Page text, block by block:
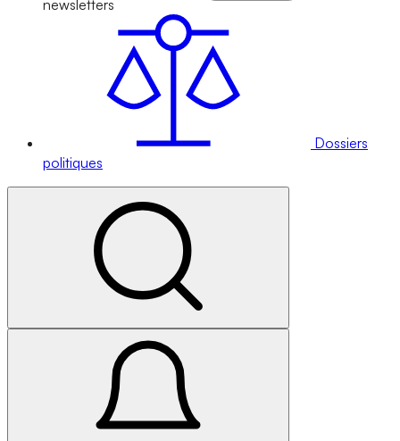
newsletters
Dossiers
politiques